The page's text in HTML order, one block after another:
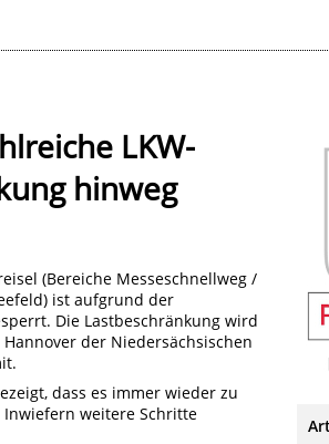
LKW-
hinweg
(Bereiche Messeschnellweg /
ist aufgrund der
Die Lastbeschränkung wird
der Niedersächsischen
dass es immer wieder zu
weitere Schritte